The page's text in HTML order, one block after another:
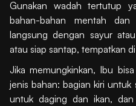
Gunakan wadah tertutup
bahan-bahan mentah dan
langsung dengan sayur
atau siap santap, tempatkan
Jika memungkinkan, Ibu
jenis bahan: bagian kiri
untuk daging dan ikan,